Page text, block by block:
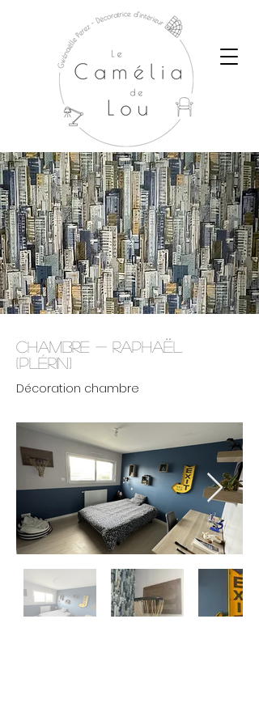
Chambre - Raphaël
(Plérin)
Décoration chambre